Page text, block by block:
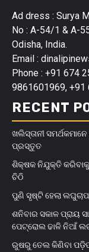
Ad dress : Surya
No : A-54/1 & A-
Odisha, India.
Email :
Phone : +91 674
9861601969, +91
RECENT
ଖଲିସ୍ତାନୀ
ପ୍ରସ୍ତୁତ
ଶିକ୍ଷକ ନିଯୁକ୍ତି
ଚିଠି
ପୁଣି ସୃଷ୍ଟି ହେଲା ଲଘୁଚାପ
ଶନିବାର ସକାଳ ପ୍ରାୟ
ପେଟ୍ରୋଲ ଢାଳି ନିଆଁ
ରୁଷରୁ ତେଲ କିଣିବା